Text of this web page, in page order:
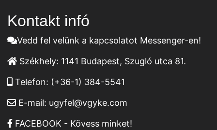
Kontakt infó
Vedd fel velünk a kapcsolatot Messenger-en!
Székhely: 1141 Budapest, Szugló utca 81.
Telefon: (+36-1) 384-5541
E-mail: ugyfel@vgyke.com
FACEBOOK - Kövess minket!